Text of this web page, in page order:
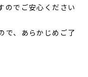
のでご安心ください
で、あらかじめご了